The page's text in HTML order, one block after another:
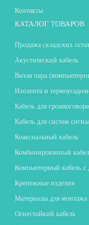
Контакты
КАТАЛОГ ТОВАРОВ
Продажа складских
Акустический кабель
Витая пара
Изолента и
Кабель для
Кабель для систем
Коаксиальный кабель
Комбинированный
Компьютерный кабель
Крепежные изделия
Материалы для монтажа
Огнестойкий кабель